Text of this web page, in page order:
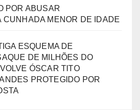
POR ABUSAR
CUNHADA MENOR DE IDADE
ESQUEMA DE
DE MILHÕES DO
ÓSCAR TITO
PROTEGIDO POR